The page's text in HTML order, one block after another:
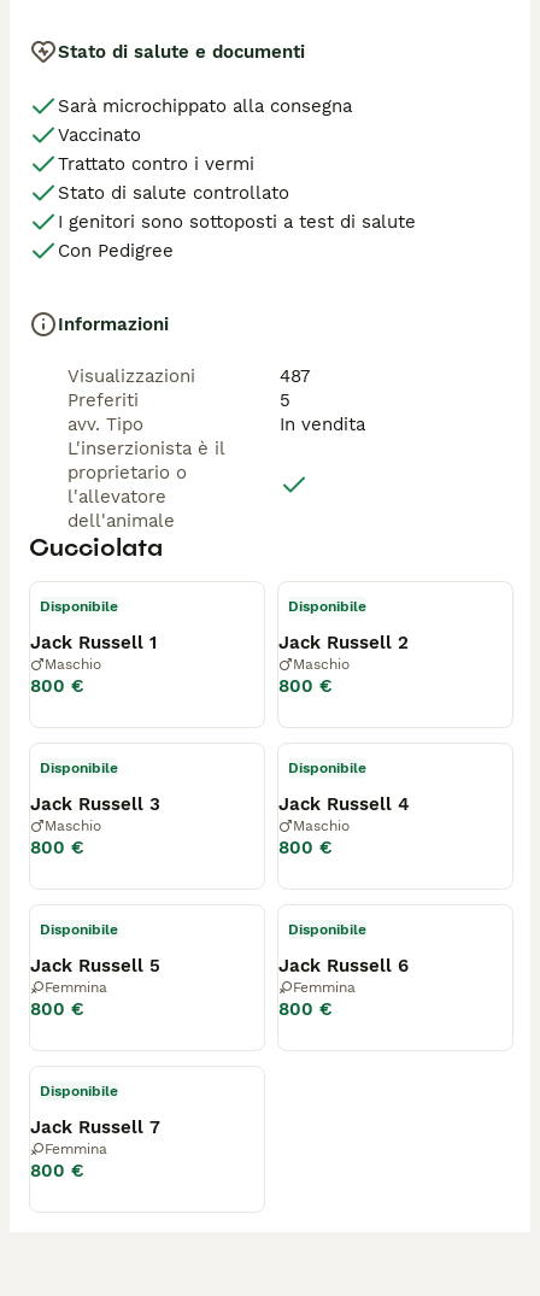
Stato di salute e documenti
Sarà microchippato alla consegna
Vaccinato
Trattato contro i vermi
Stato di salute controllato
I genitori sono sottoposti a test di salute
Con Pedigree
Informazioni
Visualizzazioni
487
Preferiti
5
avv. Tipo
In vendita
L'inserzionista è il
proprietario o
l'allevatore
dell'animale
Cucciolata
Disponibile
Jack Russell 1
Maschio
800 €
Disponibile
Jack Russell 2
Maschio
800 €
Disponibile
Jack Russell 3
Maschio
800 €
Disponibile
Jack Russell 4
Maschio
800 €
Disponibile
Jack Russell 5
Femmina
800 €
Disponibile
Jack Russell 6
Femmina
800 €
Disponibile
Jack Russell 7
Femmina
800 €